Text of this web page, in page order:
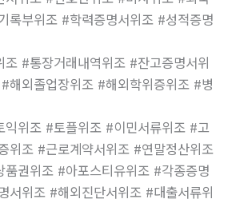
록부위조 #학력증명서위조 #성적증명
#통장거래내역위조 #잔고증명서위
해외졸업장위조 #해외학위증위조 #병
익위조 #토플위조 #이민서류위조 #고
위조 #근로계약서위조 #연말정산위조
권위조 #아포스티유위조 #각종증명
서위조 #해외진단서위조 #대출서류위